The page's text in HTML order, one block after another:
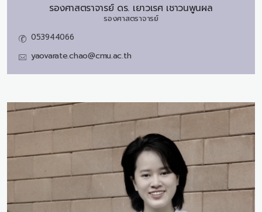
รองศาสตราจารย์ ดร. เยาวเรศ เชาวนพูนผล
รองศาสตราจารย์
053944066
yaovarate.chao@cmu.ac.th